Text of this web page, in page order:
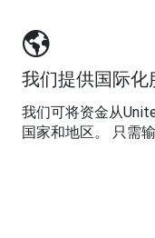
我们提供国际化
我们可将资金从
国家和地区。 只需